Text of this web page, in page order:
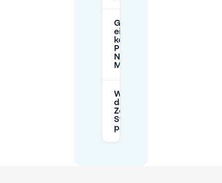
Gibt es
einen
kostenlosen
P+R in der
Nähe von
Marlot?
Wie lange
darf ich in
Zone T21 am
Straßenrand
parken?